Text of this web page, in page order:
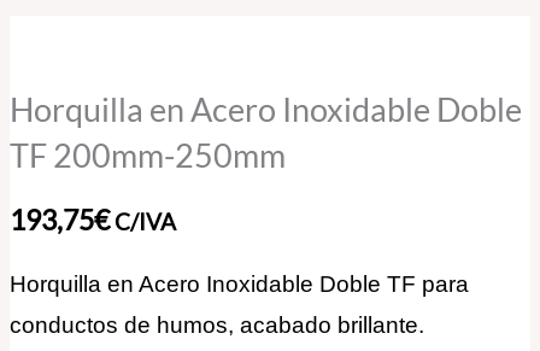
Horquilla en Acero Inoxidable Doble
TF 200mm-250mm
193,75€C/IVA
Horquilla en Acero Inoxidable Doble TF para
conductos de humos, acabado brillante.
Acero
Inoxidable
Doble
200mm-
cantidad